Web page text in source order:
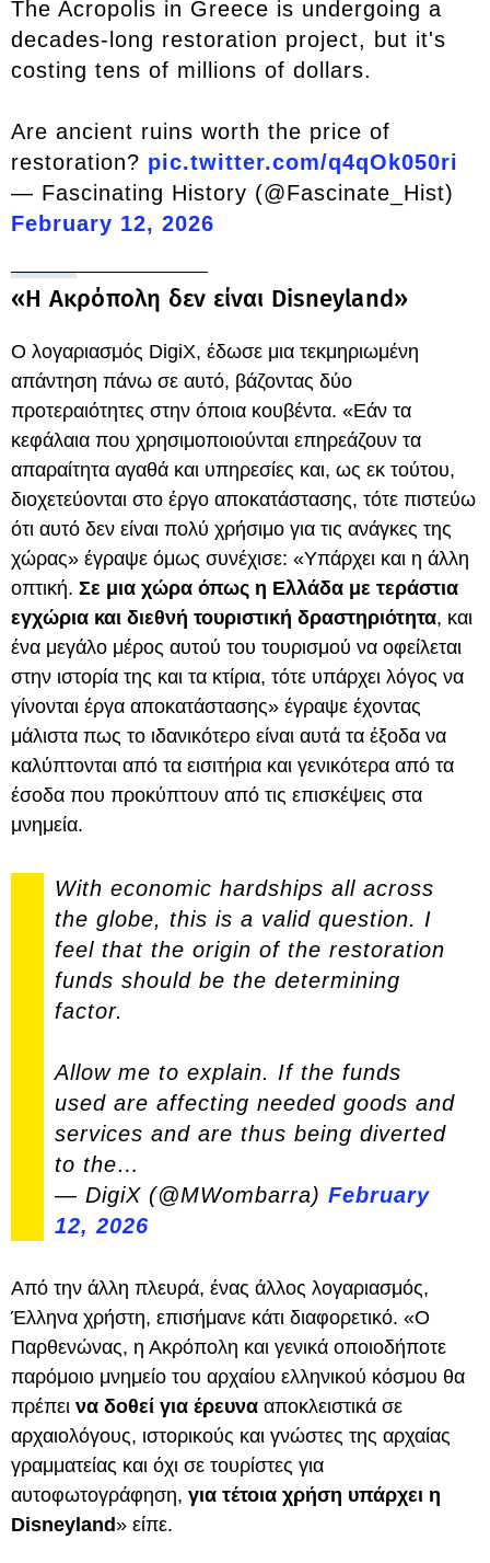
The Acropolis in Greece is undergoing a
decades-long restoration project, but it's
costing tens of millions of dollars.
Are ancient ruins worth the price of
restoration? pic.twitter.com/q4qOk050ri
— Fascinating History (@Fascinate_Hist)
February 12, 2026
«Η Ακρόπολη δεν είναι Disneyland»
Ο λογαριασμός DigiX, έδωσε μια τεκμηριωμένη
απάντηση πάνω σε αυτό, βάζοντας δύο
προτεραιότητες στην όποια κουβέντα. «Εάν τα
κεφάλαια που χρησιμοποιούνται επηρεάζουν τα
απαραίτητα αγαθά και υπηρεσίες και, ως εκ τούτου,
διοχετεύονται στο έργο αποκατάστασης, τότε πιστεύω
ότι αυτό δεν είναι πολύ χρήσιμο για τις ανάγκες της
χώρας» έγραψε όμως συνέχισε: «Υπάρχει και η άλλη
οπτική. Σε μια χώρα όπως η Ελλάδα με τεράστια
εγχώρια και διεθνή τουριστική δραστηριότητα, και
ένα μεγάλο μέρος αυτού του τουρισμού να οφείλεται
στην ιστορία της και τα κτίρια, τότε υπάρχει λόγος να
γίνονται έργα αποκατάστασης» έγραψε έχοντας
μάλιστα πως το ιδανικότερο είναι αυτά τα έξοδα να
καλύπτονται από τα εισιτήρια και γενικότερα από τα
έσοδα που προκύπτουν από τις επισκέψεις στα
μνημεία.
With economic hardships all across
the globe, this is a valid question. I
feel that the origin of the restoration
funds should be the determining
factor.
Allow me to explain. If the funds
used are affecting needed goods and
services and are thus being diverted
to the…
— DigiX (@MWombarra) February
12, 2026
Από την άλλη πλευρά, ένας άλλος λογαριασμός,
Έλληνα χρήστη, επισήμανε κάτι διαφορετικό. «Ο
Παρθενώνας, η Ακρόπολη και γενικά οποιοδήποτε
παρόμοιο μνημείο του αρχαίου ελληνικού κόσμου θα
πρέπει να δοθεί για έρευνα αποκλειστικά σε
αρχαιολόγους, ιστορικούς και γνώστες της αρχαίας
γραμματείας και όχι σε τουρίστες για
αυτοφωτογράφηση, για τέτοια χρήση υπάρχει η
Disneyland» είπε.